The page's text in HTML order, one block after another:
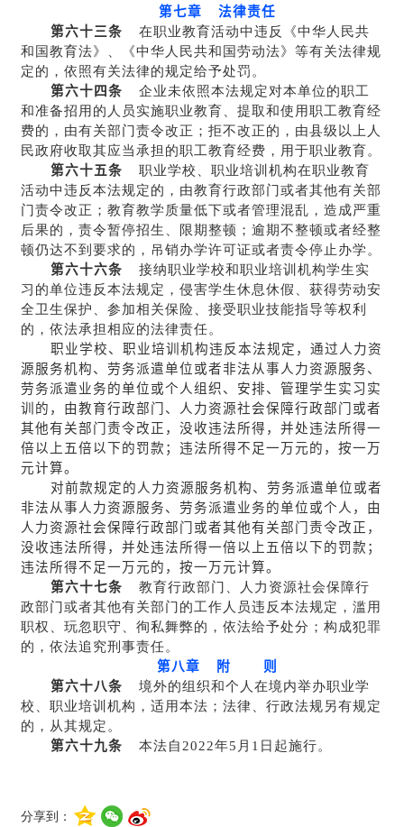
第七章 法律责任
第六十三条 在职业教育活动中违反《中华人民共
和国教育法》、《中华人民共和国劳动法》等有关法律规
定的，依照有关法律的规定给予处罚。
第六十四条 企业未依照本法规定对本单位的职工
和准备招用的人员实施职业教育、提取和使用职工教育经
费的，由有关部门责令改正；拒不改正的，由县级以上人
民政府收取其应当承担的职工教育经费，用于职业教育。
第六十五条 职业学校、职业培训机构在职业教育
活动中违反本法规定的，由教育行政部门或者其他有关部
门责令改正；教育教学质量低下或者管理混乱，造成严重
后果的，责令暂停招生、限期整顿；逾期不整顿或者经整
顿仍达不到要求的，吊销办学许可证或者责令停止办学。
第六十六条 接纳职业学校和职业培训机构学生实
习的单位违反本法规定，侵害学生休息休假、获得劳动安
全卫生保护、参加相关保险、接受职业技能指导等权利
的，依法承担相应的法律责任。
职业学校、职业培训机构违反本法规定，通过人力资
源服务机构、劳务派遣单位或者非法从事人力资源服务、
劳务派遣业务的单位或个人组织、安排、管理学生实习实
训的，由教育行政部门、人力资源社会保障行政部门或者
其他有关部门责令改正，没收违法所得，并处违法所得一
倍以上五倍以下的罚款；违法所得不足一万元的，按一万
元计算。
对前款规定的人力资源服务机构、劳务派遣单位或者
非法从事人力资源服务、劳务派遣业务的单位或个人，由
人力资源社会保障行政部门或者其他有关部门责令改正，
没收违法所得，并处违法所得一倍以上五倍以下的罚款；
违法所得不足一万元的，按一万元计算。
第六十七条 教育行政部门、人力资源社会保障行
政部门或者其他有关部门的工作人员违反本法规定，滥用
职权、玩忽职守、徇私舞弊的，依法给予处分；构成犯罪
的，依法追究刑事责任。
第八章 附 则
第六十八条 境外的组织和个人在境内举办职业学
校、职业培训机构，适用本法；法律、行政法规另有规定
的，从其规定。
第六十九条 本法自2022年5月1日起施行。
分享到：